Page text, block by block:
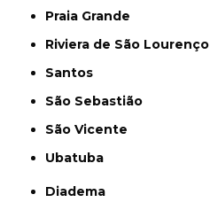
Praia Grande
Riviera de São Lourenço
Santos
São Sebastião
São Vicente
Ubatuba
Diadema